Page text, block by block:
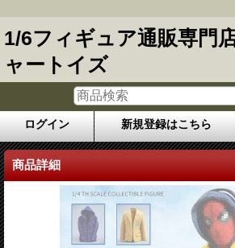
1/6フィギュア通販専門
ャートイズ
ログイン 新規登録はこちら
商品詳細